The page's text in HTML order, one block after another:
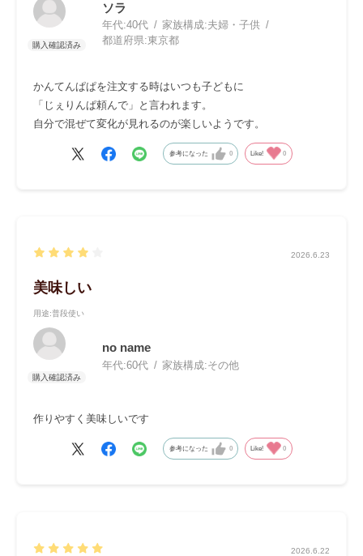
ソラ
年代:40代 家族構成:夫婦・子供
都道府県:東京都
かんてんぱぱを注文する時はいつも子どもに
「じぇりんぱ頼んで」と言われます。
自分で混ぜて変化が見れるのが楽しいようです。
参考になった 0 Like! 0
2026.6.23
美味しい
用途:普段使い
no name
年代:60代 家族構成:その他
作りやすく美味しいです
参考になった 0 Like! 0
2026.6.22